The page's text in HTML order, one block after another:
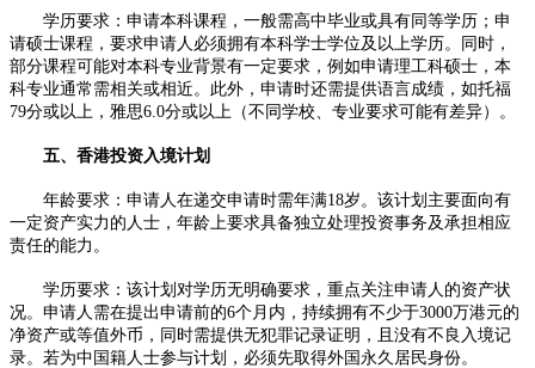
学历要求：申请本科课程，一般需高中毕业或具有同等学历；申
请硕士课程，要求申请人必须拥有本科学士学位及以上学历。同时，
部分课程可能对本科专业背景有一定要求，例如申请理工科硕士，本
科专业通常需相关或相近。此外，申请时还需提供语言成绩，如托福
79分或以上，雅思6.0分或以上（不同学校、专业要求可能有差异）。​
五、香港投资入境计划​
年龄要求：申请人在递交申请时需年满18岁。该计划主要面向有
一定资产实力的人士，年龄上要求具备独立处理投资事务及承担相应
责任的能力。​
学历要求：该计划对学历无明确要求，重点关注申请人的资产状
况。申请人需在提出申请前的6个月内，持续拥有不少于3000万港元的
净资产或等值外币，同时需提供无犯罪记录证明，且没有不良入境记
录。若为中国籍人士参与计划，必须先取得外国永久居民身份。​